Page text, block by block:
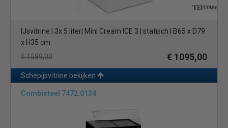
IJsvitrine | 3x 5 liter| Mini Cream ICE 3 | statisch | B65 x D79
x H35 cm
€ 1589,00
€ 1095,00
Schepijsvitrine bekijken
Combisteel 7472.0134